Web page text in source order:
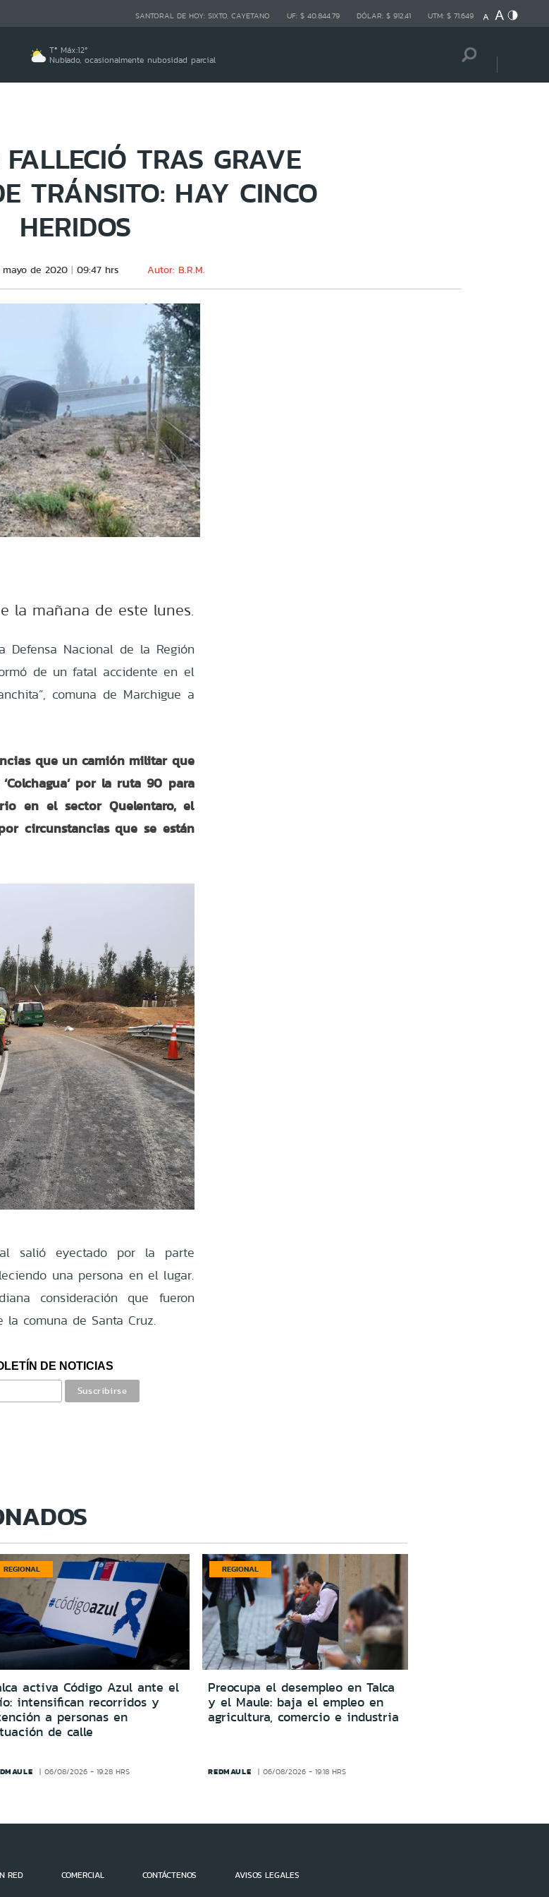
SANTORAL DE HOY: SIXTO, CAYETANO UF: $ 40.844,79 DÓLAR: $ 912,41 UTM: $ 71.649
Tª Máx:12º
Nublado, ocasionalmente nubosidad parcial
TRAS GRAVE
TRÁNSITO: HAY CINCO
HERIDOS
mayo de 2020 09:47 hrs Autor: B.R.M.
la mañana de este lunes.
Nacional de la Región
de un fatal accidente en el
comuna de Marchigue a
que un camión militar que
por la ruta 90 para
en el sector Quelentaro, el
circunstancias que se están
salió eyectado por la parte
una persona en el lugar.
consideración que fueron
comuna de Santa Cruz.
DE NOTICIAS
REGIONAL
activa Código Azul ante el
intensifican recorridos y
a personas en
de calle
06/08/2026 - 19:28 HRS
REGIONAL
Preocupa el desempleo en Talca
y el Maule: baja el empleo en
agricultura, comercio e industria
REDMAULE 06/08/2026 - 19:18 HRS
RED COMERCIAL CONTÁCTENOS AVISOS LEGALES